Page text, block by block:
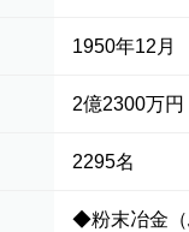
1950年12月
2億2300万円
2295名
◆粉末冶金（